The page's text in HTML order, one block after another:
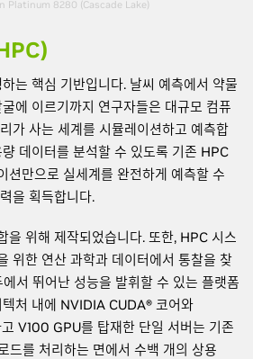
Platinum 8280 (Cascade Lake)
는 핵심 기반입니다. 날씨 예측에서 약물
에 이르기까지 연구자들은 대규모 컴퓨
가 사는 세계를 시뮬레이션하고 예측합
데이터를 분석할 수 있도록 기존 HPC
션만으로 실세계를 완전하게 예측할 수
을 획득합니다.
위해 제작되었습니다. 또한, HPC 시스
위한 연산 과학과 데이터에서 통찰을 찾
서 뛰어난 성능을 발휘할 수 있는 플랫폼
처 내에 NVIDIA CUDA® 코어와
V100 GPU를 탑재한 단일 서버는 기존
드를 처리하는 면에서 수백 개의 상용